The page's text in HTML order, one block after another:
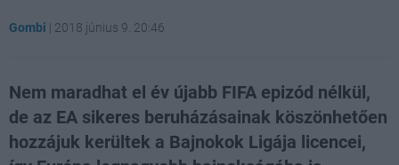
Gombi | 2018 június 9. 20:46
Nem maradhat el év újabb FIFA epizód nélkül,
de az EA sikeres beruházásainak köszönhetően
hozzájuk kerültek a Bajnokok Ligája licencei,